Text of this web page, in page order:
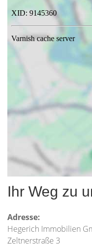
Ihr Weg zu
Adresse:
Hegerich Immobilien
Zeltnerstraße 3